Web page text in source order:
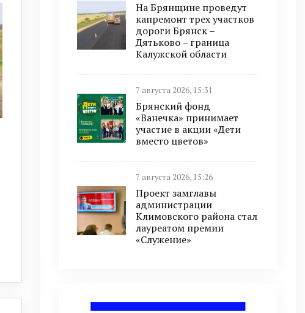
На Брянщине проведут
капремонт трех участков
дороги Брянск –
Дятьково – граница
Калужской области
7 августа 2026, 15:31
Брянский фонд
«Ванечка» принимает
участие в акции «Дети
вместо цветов»
7 августа 2026, 15:26
Проект замглавы
администрации
Климовского района стал
лауреатом премии
«Служение»